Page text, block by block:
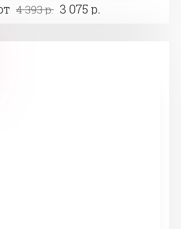
4 393 р. 3 075 р.